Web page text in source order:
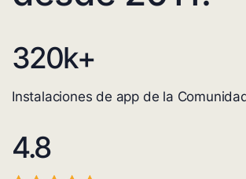
320k+
Instalaciones de app de la
4.8